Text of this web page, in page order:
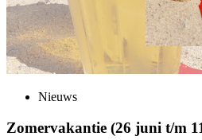
Nieuws
Zomervakantie (26 juni t/m